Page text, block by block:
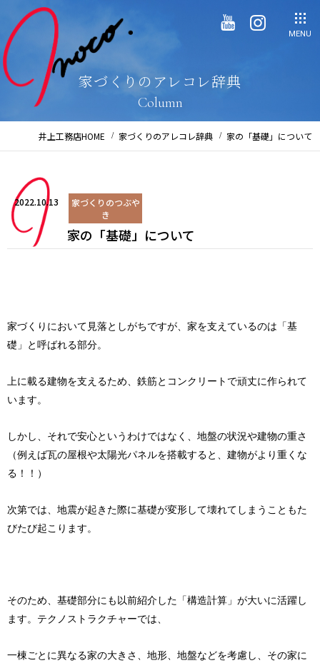
MENU
家づくりのアレコレ辞典
Column
井上工務店HOME 家づくりのアレコレ辞典 家の「基礎」について
2022.10.13
家づくりのつぶや
き
家の「基礎」について
家づくりにおいて見落としがちですが、家を支えているのは「基
礎」と呼ばれる部分。
上に載る建物を支えるため、鉄筋とコンクリートで頑丈に作られて
います。
しかし、それで安心というわけではなく、地盤の状況や建物の重さ
（例えば瓦の屋根や太陽光パネルを搭載すると、建物がより重くな
る！！）
次第では、地震が起きた際に基礎が変形して壊れてしまうこともた
びたび起こります。
そのため、基礎部分にも以前紹介した「構造計算」が大いに活躍し
ます。テクノストラクチャーでは、
一棟ごとに異なる家の大きさ、地形、地盤などを考慮し、その家に